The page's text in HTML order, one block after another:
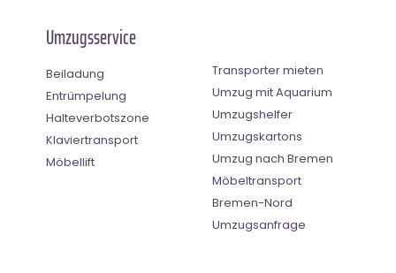
Umzugsservice
Beiladung
Entrümpelung
Halteverbotszone
Klaviertransport
Möbellift
Transporter mieten
Umzug mit Aquarium
Umzugshelfer
Umzugskartons
Umzug nach Bremen
Möbeltransport
Bremen-Nord
Umzugsanfrage